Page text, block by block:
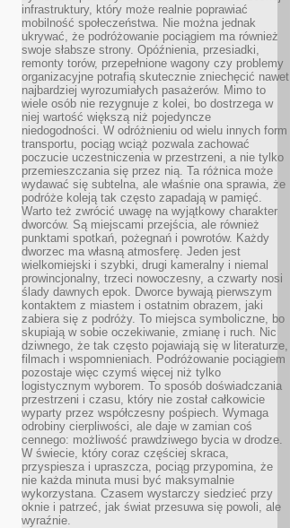
infrastruktury, który może realnie poprawiać
mobilność społeczeństwa. Nie można jednak
ukrywać, że podróżowanie pociągiem ma również
swoje słabsze strony. Opóźnienia, przesiadki,
remonty torów, przepełnione wagony czy problemy
organizacyjne potrafią skutecznie zniechęcić nawet
najbardziej wyrozumiałych pasażerów. Mimo to
wiele osób nie rezygnuje z kolei, bo dostrzega w
niej wartość większą niż pojedyncze
niedogodności. W odróżnieniu od wielu innych form
transportu, pociąg wciąż pozwala zachować
poczucie uczestniczenia w przestrzeni, a nie tylko
przemieszczania się przez nią. Ta różnica może
wydawać się subtelna, ale właśnie ona sprawia, że
podróże koleją tak często zapadają w pamięć.
Warto też zwrócić uwagę na wyjątkowy charakter
dworców. Są miejscami przejścia, ale również
punktami spotkań, pożegnań i powrotów. Każdy
dworzec ma własną atmosferę. Jeden jest
wielkomiejski i szybki, drugi kameralny i niemal
prowincjonalny, trzeci nowoczesny, a czwarty nosi
ślady dawnych epok. Dworce bywają pierwszym
kontaktem z miastem i ostatnim obrazem, jaki
zabiera się z podróży. To miejsca symboliczne, bo
skupiają w sobie oczekiwanie, zmianę i ruch. Nic
dziwnego, że tak często pojawiają się w literaturze,
filmach i wspomnieniach. Podróżowanie pociągiem
pozostaje więc czymś więcej niż tylko
logistycznym wyborem. To sposób doświadczania
przestrzeni i czasu, który nie został całkowicie
wyparty przez współczesny pośpiech. Wymaga
odrobiny cierpliwości, ale daje w zamian coś
cennego: możliwość prawdziwego bycia w drodze.
W świecie, który coraz częściej skraca,
przyspiesza i upraszcza, pociąg przypomina, że
nie każda minuta musi być maksymalnie
wykorzystana. Czasem wystarczy siedzieć przy
oknie i patrzeć, jak świat przesuwa się powoli, ale
wyraźnie.